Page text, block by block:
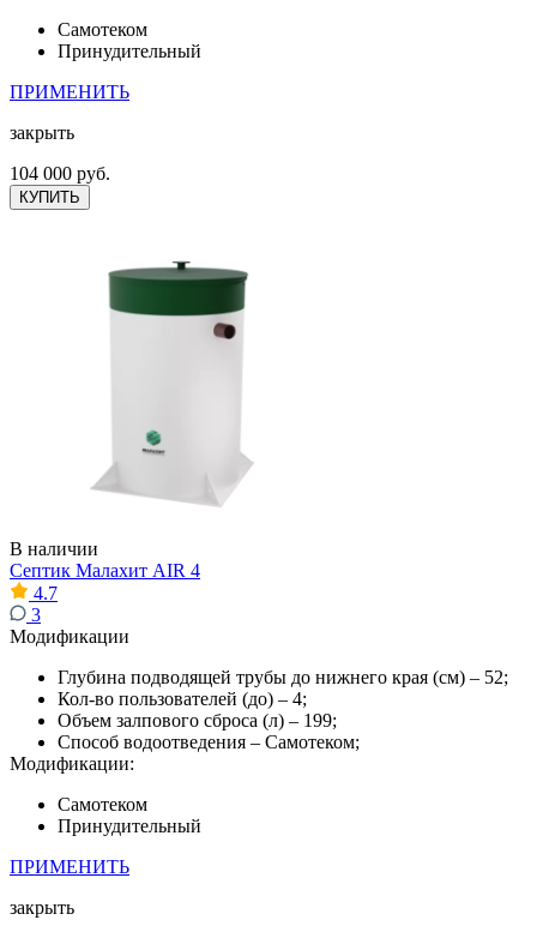
Самотеком
Принудительный
ПРИМЕНИТЬ
закрыть
104 000 руб.
КУПИТЬ
В наличии
Септик Малахит AIR 4
4.7
3
Модификации
Глубина подводящей трубы до нижнего края (см) – 52;
Кол-во пользователей (до) – 4;
Объем залпового сброса (л) – 199;
Способ водоотведения – Самотеком;
Модификации:
Самотеком
Принудительный
ПРИМЕНИТЬ
закрыть